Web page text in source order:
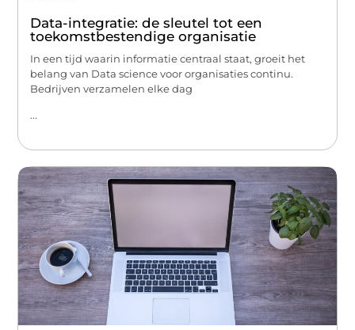
Data-integratie: de sleutel tot een
toekomstbestendige organisatie
In een tijd waarin informatie centraal staat, groeit het
belang van Data science voor organisaties continu.
Bedrijven verzamelen elke dag
...